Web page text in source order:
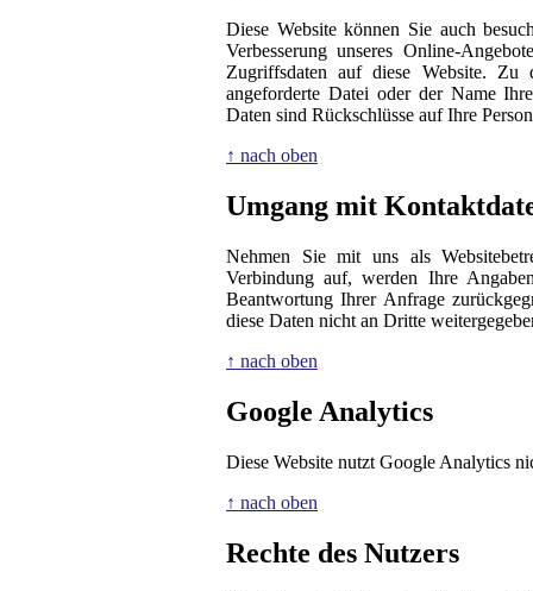
Diese Website können Sie auch
Verbesserung unseres Online-
Zugriffsdaten auf diese Website.
angeforderte Datei oder der Name
Daten sind Rückschlüsse auf Ihre
↑ nach oben
Umgang mit
Nehmen Sie mit uns als
Verbindung auf, werden Ihre
Beantwortung Ihrer Anfrage
diese Daten nicht an Dritte
↑ nach oben
Google Analytics
Diese Website nutzt Google Analytics
↑ nach oben
Rechte des Nutzers